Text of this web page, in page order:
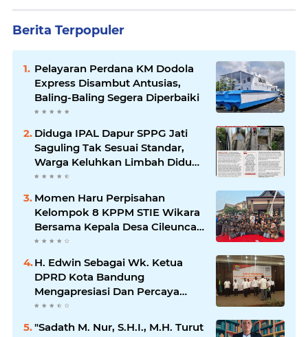
Berita Terpopuler
Pelayaran Perdana KM Dodola
Express Disambut Antusias,
Baling-Baling Segera Diperbaiki
Diduga IPAL Dapur SPPG Jati
Saguling Tak Sesuai Standar,
Warga Keluhkan Limbah Diduga
Mengalir ke Sungai
Momen Haru Perpisahan
Kelompok 8 KPPM STIE Wikara
Bersama Kepala Desa Cileunca
di Kecamatan Bojong
H. Edwin Sebagai Wk. Ketua
DPRD Kota Bandung
Mengapresiasi Dan Percaya
Penuh Kepada Kepemimpinan
"Sadath M. Nur, S.H.I., M.H. Turut